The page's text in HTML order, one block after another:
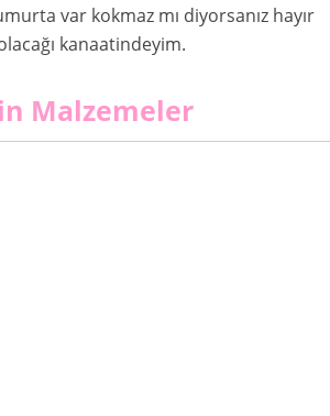
var kokmaz mı diyorsanız hayır
kanaatindeyim.
Malzemeler